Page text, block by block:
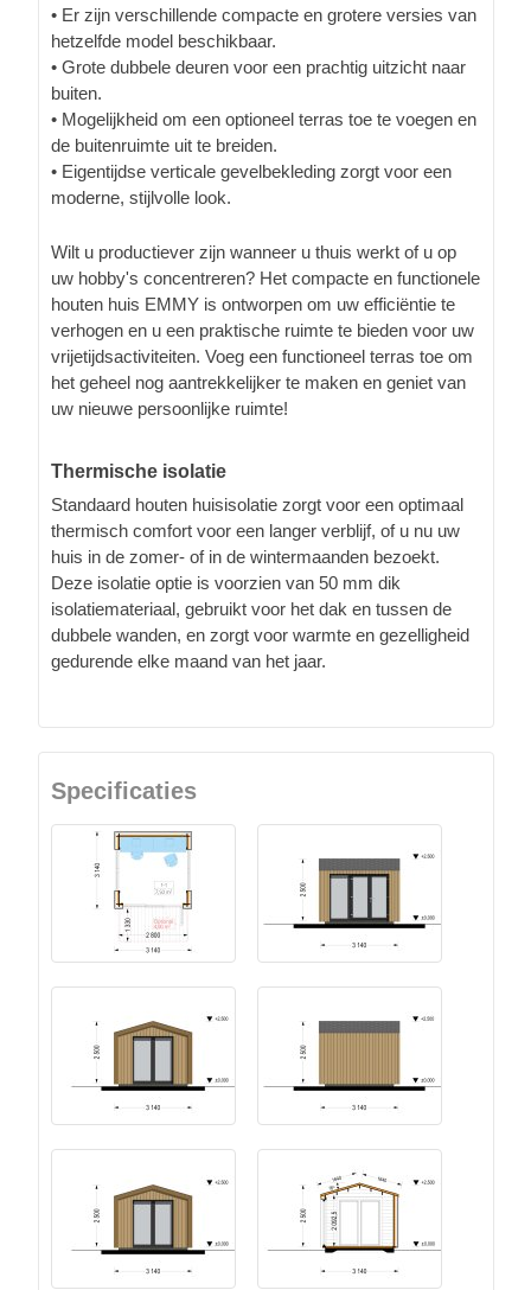
• Er zijn verschillende compacte en grotere versies van
hetzelfde model beschikbaar.
• Grote dubbele deuren voor een prachtig uitzicht naar
buiten.
• Mogelijkheid om een optioneel terras toe te voegen en
de buitenruimte uit te breiden.
• Eigentijdse verticale gevelbekleding zorgt voor een
moderne, stijlvolle look.
Wilt u productiever zijn wanneer u thuis werkt of u op
uw hobby's concentreren? Het compacte en functionele
houten huis EMMY is ontworpen om uw efficiëntie te
verhogen en u een praktische ruimte te bieden voor uw
vrijetijdsactiviteiten. Voeg een functioneel terras toe om
het geheel nog aantrekkelijker te maken en geniet van
uw nieuwe persoonlijke ruimte!
Thermische isolatie
Standaard houten huisisolatie zorgt voor een optimaal
thermisch comfort voor een langer verblijf, of u nu uw
huis in de zomer- of in de wintermaanden bezoekt.
Deze isolatie optie is voorzien van 50 mm dik
isolatiemateriaal, gebruikt voor het dak en tussen de
dubbele wanden, en zorgt voor warmte en gezelligheid
gedurende elke maand van het jaar.
Specificaties